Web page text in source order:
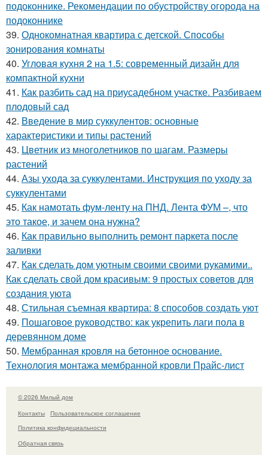
подоконнике. Рекомендации по обустройству огорода на
подоконнике
39. Однокомнатная квартира с детской. Способы
зонирования комнаты
40. Угловая кухня 2 на 1.5: современный дизайн для
компактной кухни
41. Как разбить сад на приусадебном участке. Разбиваем
плодовый сад
42. Введение в мир суккулентов: основные
характеристики и типы растений
43. Цветник из многолетников по шагам. Размеры
растений
44. Азы ухода за суккулентами. Инструкция по уходу за
суккулентами
45. Как намотать фум-ленту на ПНД. Лента ФУМ –, что
это такое, и зачем она нужна?
46. Как правильно выполнить ремонт паркета после
заливки
47. Как сделать дом уютным своими своими рукамими..
Как сделать свой дом красивым: 9 простых советов для
создания уюта
48. Стильная съемная квартира: 8 способов создать уют
49. Пошаговое руководство: как укрепить лаги пола в
деревянном доме
50. Мембранная кровля на бетонное основание.
Технология монтажа мембранной кровли Прайс-лист
© 2026 Милый дом
Контакты
Пользовательское соглашение
Политика конфидециальности
Обратная связь